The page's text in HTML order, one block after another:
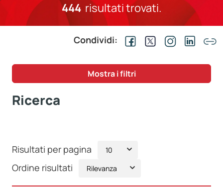
444risultati trovati.
Condividi:
Mostra i filtri
Ricerca
Risultati per pagina
Ordine risultati